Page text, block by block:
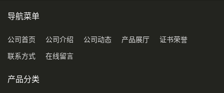
导航菜单
公司首页 公司介绍 公司动态 产品展厅 证书荣誉
联系方式 在线留言
产品分类